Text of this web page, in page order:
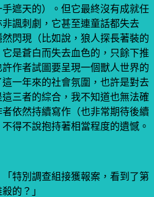
遮天的）。但它最終沒有成就任
諷刺劇，它甚至連童話都失去
閃現（比如說，狼人探長著裝的
是蒼白而失去血色的，只餘下推
作者試圖要呈現一個獸人世界的
一年來的社會氛圍，也許是對去
三者的綜合，我不知道也無法確
依然持續寫作（也非常期待後續
得不說抱持著相當程度的遺憾。
特別調查組接獲報案，看到了第
的？」